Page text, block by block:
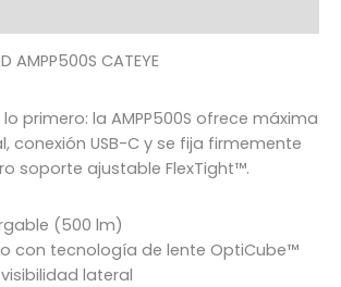
AMPP500S CATEYE
primero: la AMPP500S ofrece máxima
conexión USB-C y se fija firmemente
soporte ajustable FlexTight™.
(500 lm)
con tecnología de lente OptiCube™
lateral